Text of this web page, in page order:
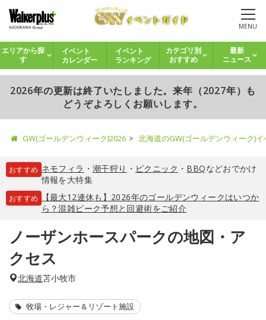
MENU
エリアから探
す
イベント
カレンダー
イベント
ランキング
カテゴリ別
おすすめ
最新
ニュース
2026年の更新は終了いたしました。来年（2027年）も
どうぞよろしくお願いします。
GW(ゴールデンウィーク)2026 北海道のGW(ゴールデンウィーク)
おすすめ ネモフィラ ・ 潮干狩り ・ ピクニック ・ BBQなどおでかけ
情報を大特集
おすすめ
【最大12連休も】2026年のゴールデンウィークはいつか
ら？混雑ピーク予想と回避術をご紹介
ノーザンホースパークの地図・ア
クセス
北海道苫小牧市
牧場・レジャー＆リゾート施設